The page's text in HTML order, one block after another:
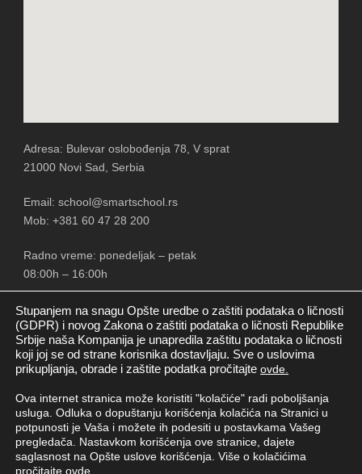
Adresa: Bulevar oslobođenja 78, V sprat
21000 Novi Sad, Serbia
Email: school@smartschool.rs
Mob: +381 60 47 28 200
Radno vreme: ponedeljak – petak
08:00h – 16:00h
PRATITE NAS
Stupanjem na snagu Opšte uredbe o zaštiti podataka o ličnosti
(GDPR) i novog Zakona o zaštiti podataka o ličnosti Republike
Srbije naša Kompanija je unapredila zaštitu podataka o ličnosti
koji joj se od strane korisnika dostavljaju. Sve o uslovima
prikupljanja, obrade i zaštite podatka pročitajte ovde.
Ova internet stranica može koristiti "kolačiće" radi poboljšanja
usluga. Odluka o dopuštanju korišćenja kolačića na Stranici u
potpunosti je Vaša i možete ih podesiti u postavkama Vašeg
pregledača. Nastavkom korišćenja ove stranice, dajete
saglasnost na Opšte uslove korišćenja. Više o kolačićima
pročitajte ovde.